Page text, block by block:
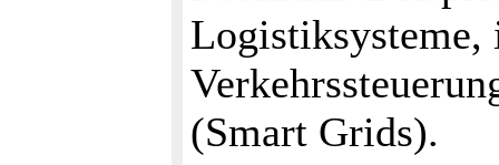
Logistiksysteme,
(Smart Grids).